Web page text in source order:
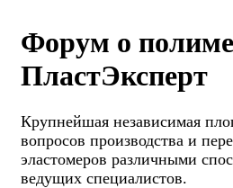
Форум о
ПластЭксперт
Крупнейшая независимая
вопросов производства и
эластомеров различными
ведущих специалистов.